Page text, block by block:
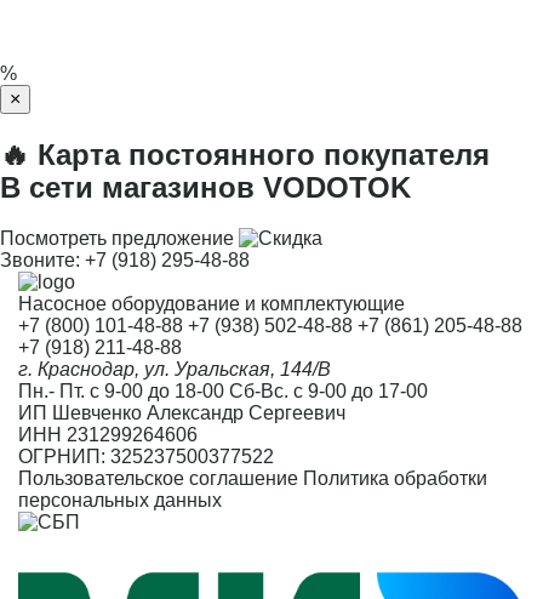
%
×
🔥 Карта постоянного покупателя
В сети магазинов VODOTOK
Посмотреть предложение
Звоните: +7 (918) 295-48-88
Насосное оборудование и комплектующие
+7 (800) 101-48-88 +7 (938) 502-48-88 +7 (861) 205-48-88
+7 (918) 211-48-88
г. Краснодар, ул. Уральская, 144/В
Пн.- Пт. с 9-00 до 18-00 Сб-Вс. с 9-00 до 17-00
ИП Шевченко Александр Сергеевич
ИНН 231299264606
ОГРНИП: 325237500377522
Пользовательское соглашение Политика обработки
персональных данных